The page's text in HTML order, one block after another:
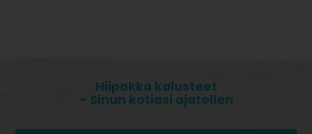
Hiipakka kalusteet
- Sinun kotiasi ajatellen